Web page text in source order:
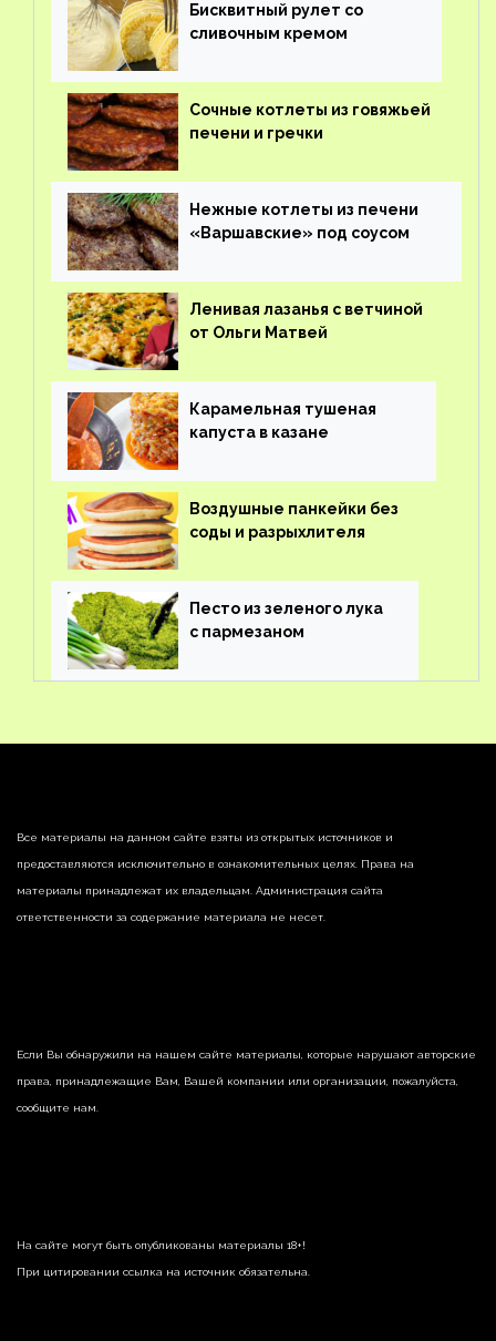
Бисквитный рулет со
сливочным кремом
Сочные котлеты из говяжьей
печени и гречки
Нежные котлеты из печени
«Варшавские» под соусом
Ленивая лазанья с ветчиной
от Ольги Матвей
Карамельная тушеная
капуста в казане
Воздушные панкейки без
соды и разрыхлителя
Песто из зеленого лука
с пармезаном
Все материалы на данном сайте взяты из открытых источников и
предоставляются исключительно в ознакомительных целях. Права на
материалы принадлежат их владельцам. Администрация сайта
ответственности за содержание материала не несет.
Если Вы обнаружили на нашем сайте материалы, которые нарушают авторские
права, принадлежащие Вам, Вашей компании или организации, пожалуйста,
сообщите нам.
На сайте могут быть опубликованы материалы 18+!
При цитировании ссылка на источник обязательна.